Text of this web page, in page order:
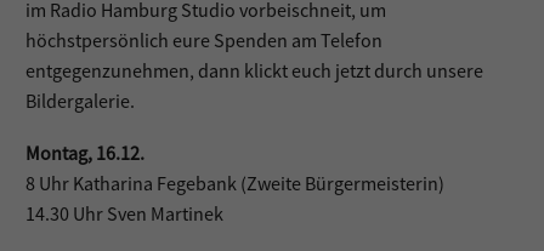
im Radio Hamburg Studio vorbeischneit, um
höchstpersönlich eure Spenden am Telefon
entgegenzunehmen, dann klickt euch jetzt durch unsere
Bildergalerie.
Montag, 16.12.
8 Uhr Katharina Fegebank (Zweite Bürgermeisterin)
14.30 Uhr Sven Martinek